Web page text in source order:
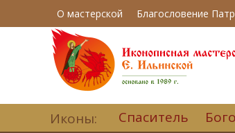
О мастерской Благословение
Иконы: Спаситель